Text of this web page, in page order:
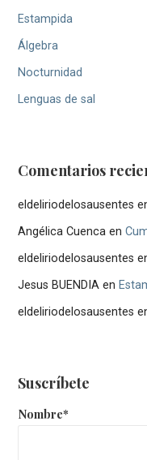
Estampida
Álgebra
Nocturnidad
Lenguas de sal
Comentarios
eldeliriodelosausentes
Angélica Cuenca en
eldeliriodelosausentes
Jesus BUENDIA en
eldeliriodelosausentes
Suscríbete
Nombre*